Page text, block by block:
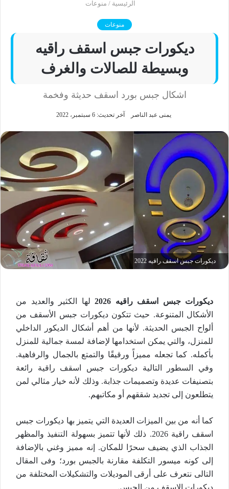
الرئيسية / منوعات
منوعات
ديكورات جبس اسقف راقيه
وبسيطة للصالات والغرف
اشكال جبس بورد اسقف حديثة وفخمة
يمنى عبد الناصر آخر تحديث: 6 سبتمبر، 2022
ديكورات جبس اسقف راقيه 2022
ديكورات جبس اسقف راقيه 2026
لها الكثير والعديد من
الأشكال المتنوعة. حيث تتكون ديكورات جبس الأسقف من
ألواح الجبس الحديثة. لأنها من أهم أشكال الديكور الداخلي
للمنزل، والتي يمكن استخدامها لإضافة لمسة جمالية للمنزل
بأكمله. كما تجعله مميزاً ورقيقًا والتمتع بالجمال والرفاهية.
وفي السطور التالية ديكورات جبس اسقف راقية رائعة
بتصنيفات عديدة وتصميمات جذابة. وذلك لأنه خيار مثالي لمن
يتطلعون إلى تجديد شققهم أو مكاتبهم.
كما أنه من بين الميزات العديدة التي يتميز بها ديكورات جبس
اسقف راقية 2026. ذلك لأنها تتميز بسهولة التنفيذ والمظهر
الجذاب الذي يضيف سحرًا للمكان. إنه مميز وغني بالإضافة
إلى كونه ميسور التكلفة مقارنة بالجبس بورد؛ وفى المقال
التالى نتعرف على أرقى الموديلات والتشكيلات المختلفة من
ديكورات الاسقف من الجبس.